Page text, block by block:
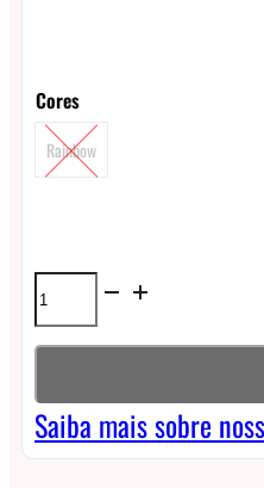
Cores
Rainbow
Atomizador
Wotofo
X
RTA
Saiba mais sobre